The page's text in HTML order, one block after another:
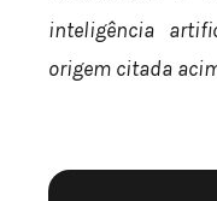
inteligência
origem citada